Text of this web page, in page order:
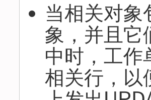
当相关对象
象，并且它
中时，工作
相关行，以